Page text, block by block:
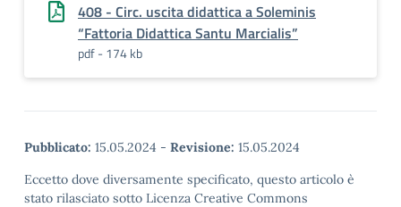
408 - Circ. uscita didattica a Soleminis
“Fattoria Didattica Santu Marcialis”
pdf - 174 kb
Pubblicato: 15.05.2024 - Revisione: 15.05.2024
Eccetto dove diversamente specificato, questo articolo è
stato rilasciato sotto Licenza Creative Commons